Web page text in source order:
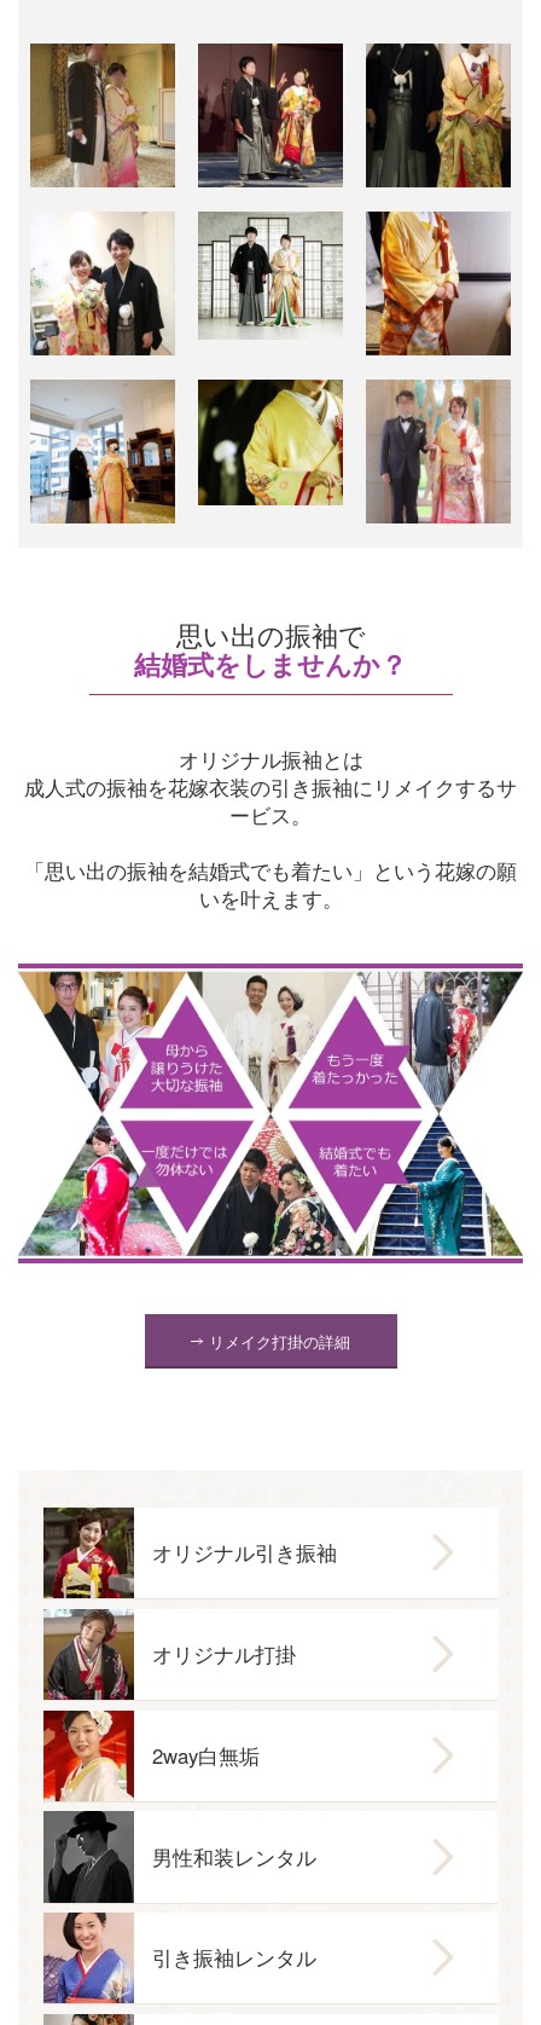
思い出の振袖で
結婚式をしませんか？
オリジナル振袖とは
成人式の振袖を花嫁衣装の引き振袖にリメイクするサ
ービス。
「思い出の振袖を結婚式でも着たい」という花嫁の願
いを叶えます。
リメイク打掛の詳細
オリジナル引き振袖
オリジナル打掛
2way白無垢
男性和装レンタル
引き振袖レンタル